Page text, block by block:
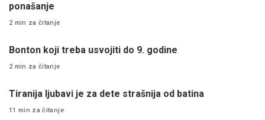
ponašanje
2 min za čitanje
Bonton koji treba usvojiti do 9. godine
2 min za čitanje
Tiranija ljubavi je za dete strašnija od batina
11 min za čitanje